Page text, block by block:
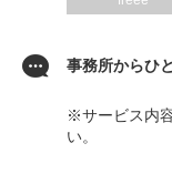
事務所からひ
※サービス内
い。